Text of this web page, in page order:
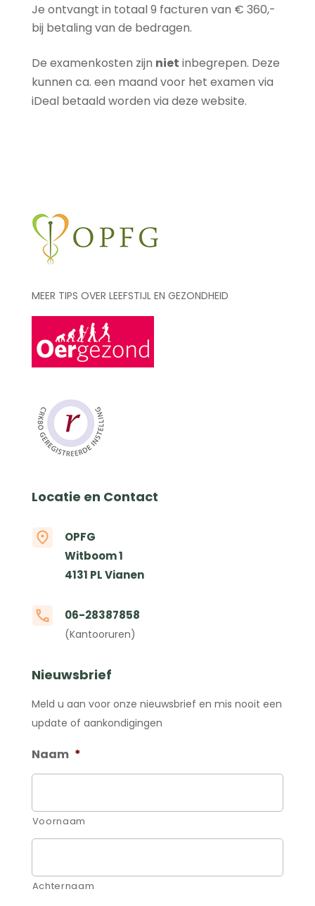
Je ontvangt in totaal 9 facturen van € 360,-
bij betaling van de bedragen.
De examenkosten zijn niet inbegrepen. Deze
kunnen ca. een maand voor het examen via
iDeal betaald worden via deze website.
MEER TIPS OVER LEEFSTIJL EN GEZONDHEID
Locatie en Contact
OPFG
Witboom 1
4131 PL Vianen
06-28387858
(Kantooruren)
Nieuwsbrief
Meld u aan voor onze nieuwsbrief en mis nooit een
update of aankondigingen
Naam *
Voornaam
Achternaam